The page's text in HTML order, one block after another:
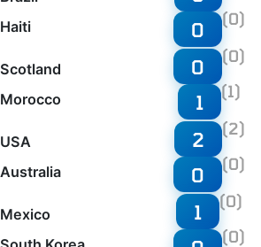
Haiti
0 (0)
Scotland
Morocco
0 (0)
1 (1)
USA
Australia
2 (2)
0 (0)
Mexico
1 (0)
(0)